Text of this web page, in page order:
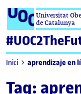
Saltar al contenido
Universitat
de Catalunya
Inici aprendizaje en
Tag: